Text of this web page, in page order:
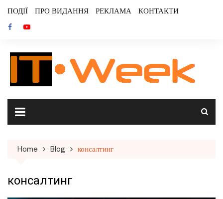
content
ПОДІЇ ПРО ВИДАННЯ РЕКЛАМА КОНТАКТИ
Home Blog консалтинг
консалтинг